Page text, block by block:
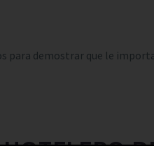
para demostrar que le